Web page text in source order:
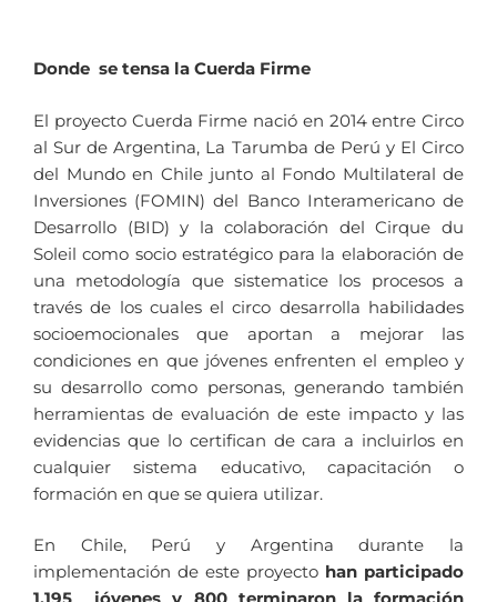
Donde se tensa la Cuerda Firme
El proyecto Cuerda Firme nació en 2014 entre Circo
al Sur de Argentina, La Tarumba de Perú y El Circo
del Mundo en Chile junto al Fondo Multilateral de
Inversiones (FOMIN) del Banco Interamericano de
Desarrollo (BID) y la colaboración del Cirque du
Soleil como socio estratégico para la elaboración de
una metodología que sistematice los procesos a
través de los cuales el circo desarrolla habilidades
socioemocionales que aportan a mejorar las
condiciones en que jóvenes enfrenten el empleo y
su desarrollo como personas, generando también
herramientas de evaluación de este impacto y las
evidencias que lo certifican de cara a incluirlos en
cualquier sistema educativo, capacitación o
formación en que se quiera utilizar.
En Chile, Perú y Argentina durante la
implementación de este proyecto han participado